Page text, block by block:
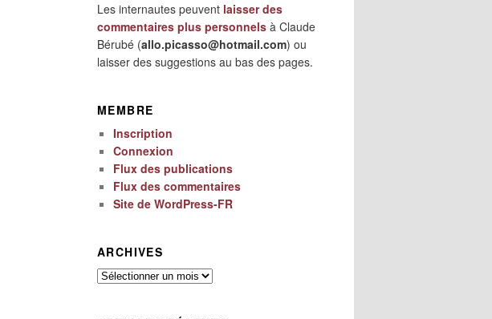
Les internautes peuvent laisser des
commentaires plus personnels à Claude
Bérubé (allo.picasso@hotmail.com) ou
laisser des suggestions au bas des pages.
MEMBRE
Inscription
Connexion
Flux des publications
Flux des commentaires
Site de WordPress-FR
ARCHIVES
Archives